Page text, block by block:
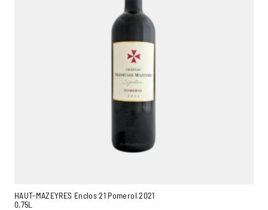
HAUT-MAZEYRES Enclos 21 Pomerol 2021
0,75L